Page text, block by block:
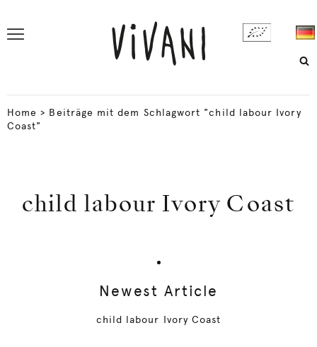
Home > Beiträge mit dem Schlagwort "child labour Ivory
Coast"
child labour Ivory Coast
Newest Article
child labour Ivory Coast